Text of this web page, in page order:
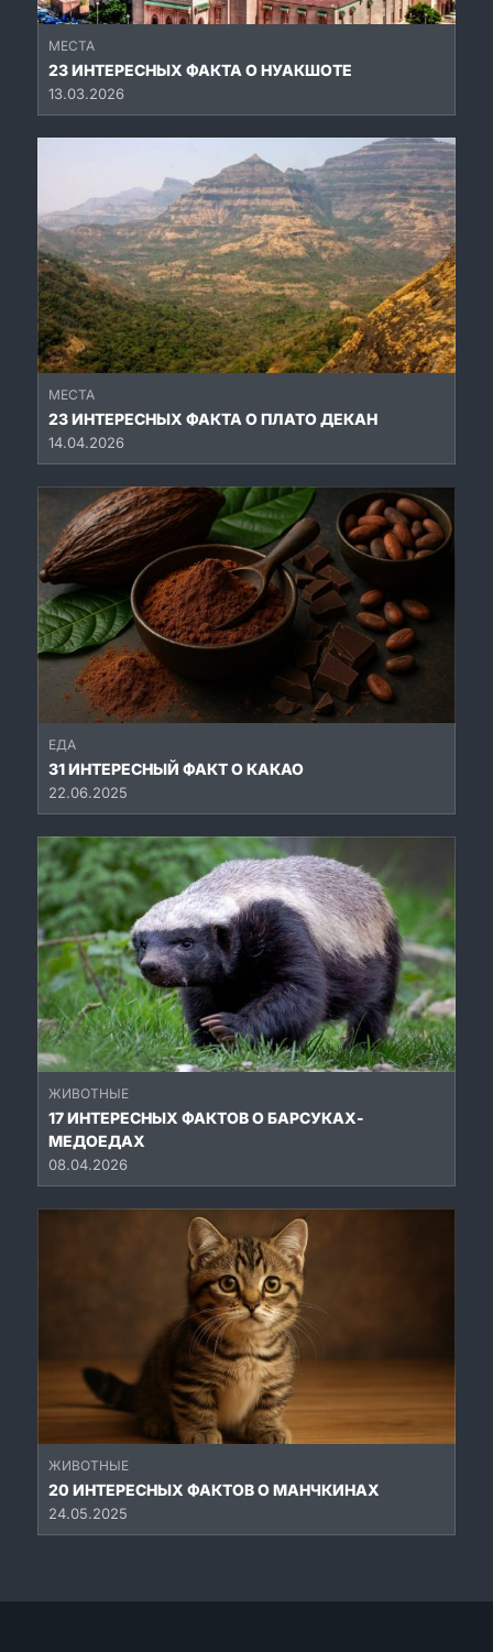
МЕСТА
23 ИНТЕРЕСНЫХ ФАКТА О НУАКШОТЕ
13.03.2026
МЕСТА
23 ИНТЕРЕСНЫХ ФАКТА О ПЛАТО ДЕКАН
14.04.2026
ЕДА
31 ИНТЕРЕСНЫЙ ФАКТ О КАКАО
22.06.2025
ЖИВОТНЫЕ
17 ИНТЕРЕСНЫХ ФАКТОВ О БАРСУКАХ-
МЕДОЕДАХ
08.04.2026
ЖИВОТНЫЕ
20 ИНТЕРЕСНЫХ ФАКТОВ О МАНЧКИНАХ
24.05.2025